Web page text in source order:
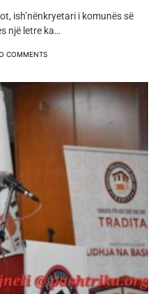
ish’nënkryetari i komunës së
një letre ka…
COMMENTS